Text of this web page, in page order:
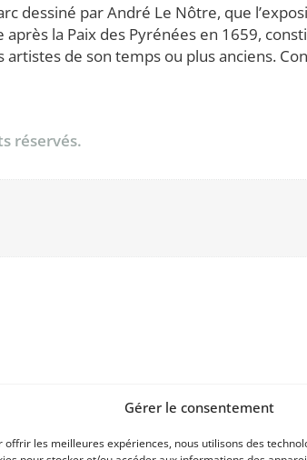
Gérer le consentement
offrir les meilleures expériences, nous utilisons des
dessiné par André Le Nôtre, que
la Paix des Pyrénées en 1659,
de son temps ou plus
réservés.